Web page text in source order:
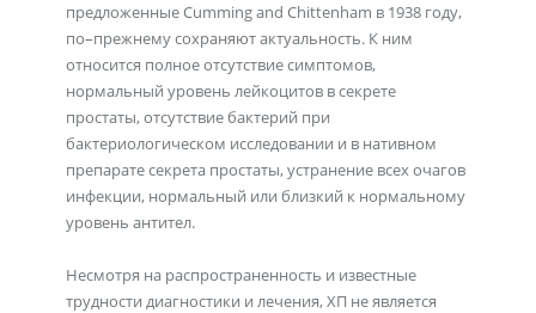
предложенные Cumming and Chittenham в 1938 году,
по–прежнему сохраняют актуальность. К ним
относится полное отсутствие симптомов,
нормальный уровень лейкоцитов в секрете
простаты, отсутствие бактерий при
бактериологическом исследовании и в нативном
препарате секрета простаты, устранение всех очагов
инфекции, нормальный или близкий к нормальному
уровень антител.
Несмотря на распространенность и известные
трудности диагностики и лечения, ХП не является